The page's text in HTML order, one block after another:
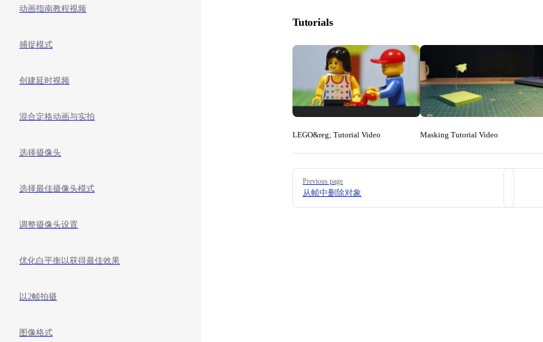
动画指南教程视频
捕捉模式
创建延时视频
混合定格动画与实拍
选择摄像头
选择最佳摄像头模式
调整摄像头设置
优化白平衡以获得最佳效果
以2帧拍摄
图像格式
Tutorials
LEGO&reg; Tutorial Video Masking Tutorial Video
Pager
Previous page
从帧中删除对象